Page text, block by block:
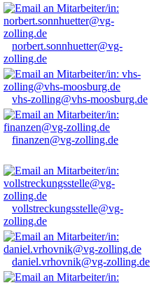
norbert.sonnhuetter@vg-
zolling.de
vhs-zolling@vhs-moosburg.de
finanzen@vg-zolling.de
vollstreckungsstelle@vg-
zolling.de
daniel.vrhovnik@vg-zolling.de